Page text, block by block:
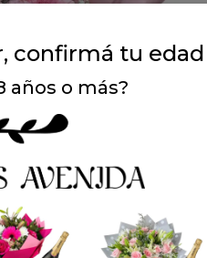
confirmá tu edad
años o más?